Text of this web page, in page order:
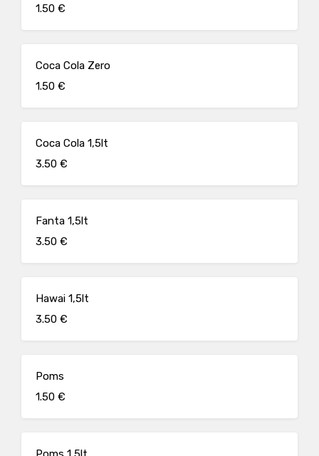
1.50 €
Coca Cola Zero
1.50 €
Coca Cola 1,5lt
3.50 €
Fanta 1,5lt
3.50 €
Hawai 1,5lt
3.50 €
Poms
1.50 €